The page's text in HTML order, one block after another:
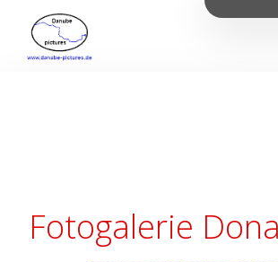
Fotogalerie